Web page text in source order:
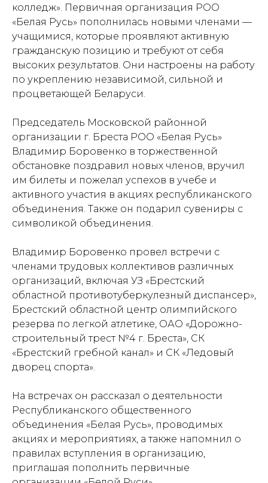
колледж». Первичная организация РОО
«Белая Русь» пополнилась новыми членами —
учащимися, которые проявляют активную
гражданскую позицию и требуют от себя
высоких результатов. Они настроены на работу
по укреплению независимой, сильной и
процветающей Беларуси.
Председатель Московской районной
организации г. Бреста РОО «Белая Русь»
Владимир Боровенко в торжественной
обстановке поздравил новых членов, вручил
им билеты и пожелал успехов в учебе и
активного участия в акциях республиканского
объединения. Также он подарил сувениры с
символикой объединения.
Владимир Боровенко провел встречи с
членами трудовых коллективов различных
организаций, включая УЗ «Брестский
областной противотуберкулезный диспансер»,
Брестский областной центр олимпийского
резерва по легкой атлетике, ОАО «Дорожно-
строительный трест №4 г. Бреста», СК
«Брестский гребной канал» и СК «Ледовый
дворец спорта».
На встречах он рассказал о деятельности
Республиканского общественного
объединения «Белая Русь», проводимых
акциях и мероприятиях, а также напомнил о
правилах вступления в организацию,
приглашая пополнить первичные